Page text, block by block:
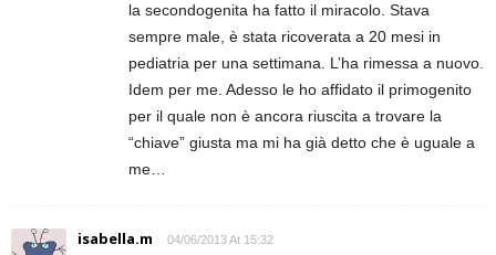
la secondogenita ha fatto il miracolo. Stava
sempre male, è stata ricoverata a 20 mesi in
pediatria per una settimana. L’ha rimessa a nuovo.
Idem per me. Adesso le ho affidato il primogenito
per il quale non è ancora riuscita a trovare la
“chiave” giusta ma mi ha già detto che è uguale a
me…
isabella.m 04/06/2013 At 15:32